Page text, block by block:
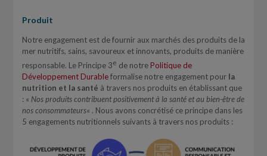
Produit
Notre engagement est de fournir aux marchés des produits de la
mer nutritifs, sains, savoureux et innovants, produits de manière
responsable. Le Principe 3e de notrePolitique de
Développement Durableformalise notre engagement pour la
nutrition et la santé à travers nos produits en établissant que
: « Nos produits contribuent positivement à la santé et au bien-être de
nos consommateurs« . Nous avons concrétisé ce principe dans les
5 engagements nutritionnels suivants à travers nos produits :